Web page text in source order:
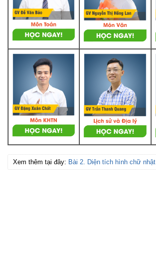
Xem thêm tại đây: Bài 2. Diện tích hình chữ nhật